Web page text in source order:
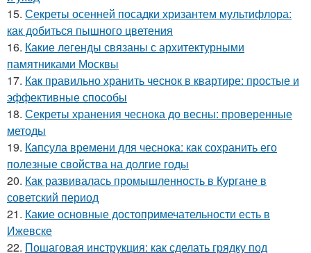
15. Секреты осенней посадки хризантем мультифлора:
как добиться пышного цветения
16. Какие легенды связаны с архитектурными
памятниками Москвы
17. Как правильно хранить чеснок в квартире: простые и
эффективные способы
18. Секреты хранения чеснока до весны: проверенные
методы
19. Капсула времени для чеснока: как сохранить его
полезные свойства на долгие годы
20. Как развивалась промышленность в Кургане в
советский период
21. Какие основные достопримечательности есть в
Ижевске
22. Пошаговая инструкция: как сделать грядку под